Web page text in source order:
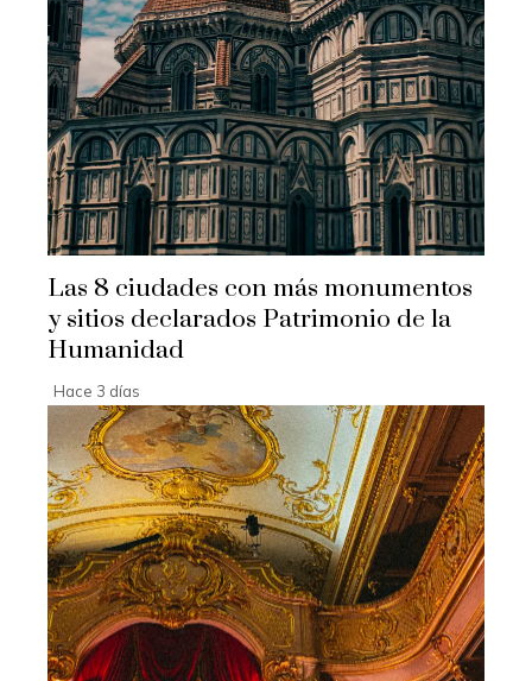
Las 8 ciudades con más monumentos
y sitios declarados Patrimonio de la
Humanidad
Hace 3 días